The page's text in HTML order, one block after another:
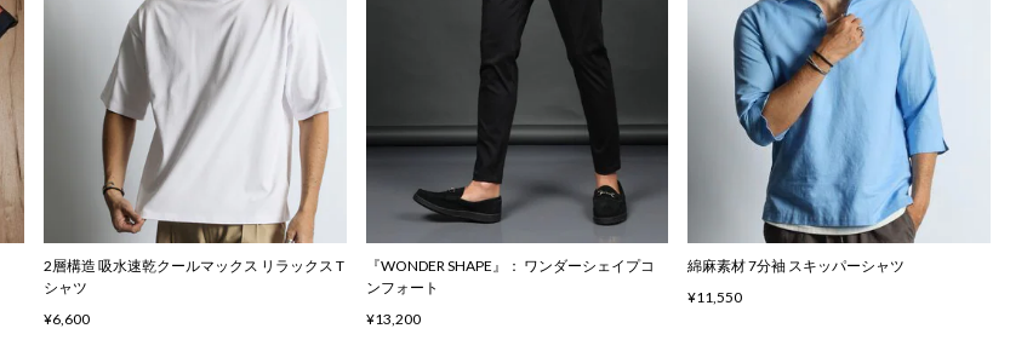
2層構造 吸水速乾クールマックス リラックス T
シャツ
¥6,600
『WONDER SHAPE』： ワンダーシェイプコ
ンフォート
¥13,200
綿麻素材 7分袖 スキッパーシャツ
¥11,550